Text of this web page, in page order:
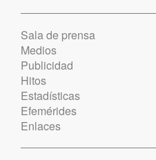
Sala de prensa
Medios
Publicidad
Hitos
Estadísticas
Efemérides
Enlaces